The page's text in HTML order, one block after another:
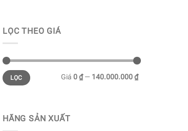
LỌC THEO GIÁ
LỌC Giá 0 ₫— 140.000.000 ₫
HÃNG SẢN XUẤT